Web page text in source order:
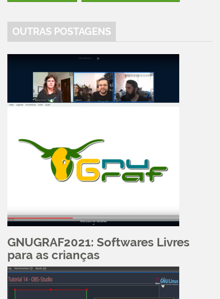
OUTRAS POSTAGENS
GNUGRAF2021: Softwares Livres
para as crianças